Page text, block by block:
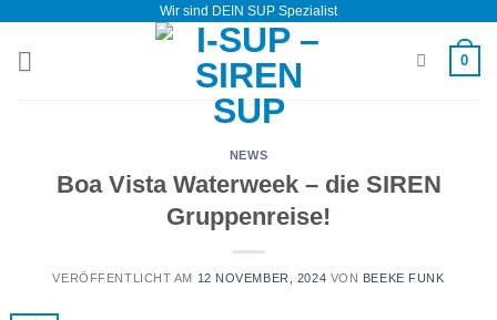
springen
Wir sind DEIN SUP Spezialist
0
NEWS
Boa Vista Waterweek – die SIREN
Gruppenreise!
VERÖFFENTLICHT AM 12 NOVEMBER, 2024 VON BEEKE FUNK